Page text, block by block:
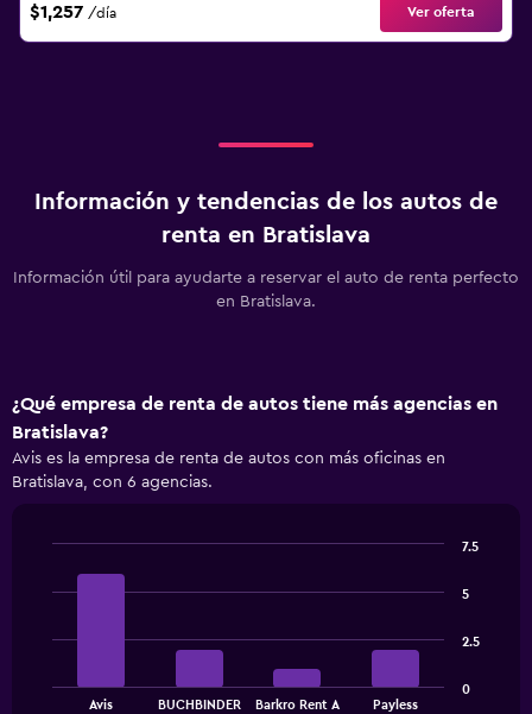
$1,257 /día Ver oferta
Información y tendencias de los autos de
renta en Bratislava
Información útil para ayudarte a reservar el auto de renta perfecto
en Bratislava.
¿Qué empresa de renta de autos tiene más agencias en
Bratislava?
Avis es la empresa de renta de autos con más oficinas en
Bratislava, con 6 agencias.
bars.
The
Avis BUCHBINDER
Barkro Rent A
Payless
0
2.5
5
7.5